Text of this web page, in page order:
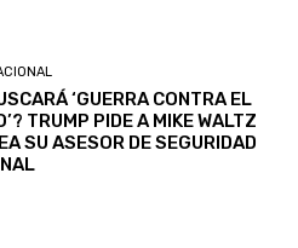
‘GUERRA CONTRA EL
TRUMP PIDE A MIKE WALTZ
SU ASESOR DE SEGURIDAD